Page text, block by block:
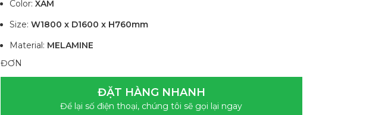
Color: XÁM
Size: W1800 x D1600 x H760mm
Material: MELAMINE
ĐƠN
ĐẶT HÀNG NHANH
Để lại số điện thoại, chúng tôi sẽ gọi lại ngay